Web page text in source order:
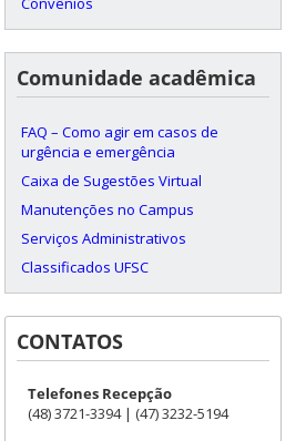
Comunidade acadêmica
FAQ – Como agir em casos de
urgência e emergência
Caixa de Sugestões Virtual
Manutenções no Campus
Serviços Administrativos
Classificados UFSC
CONTATOS
Telefones Recepção
(48) 3721-3394 | (47) 3232-5194